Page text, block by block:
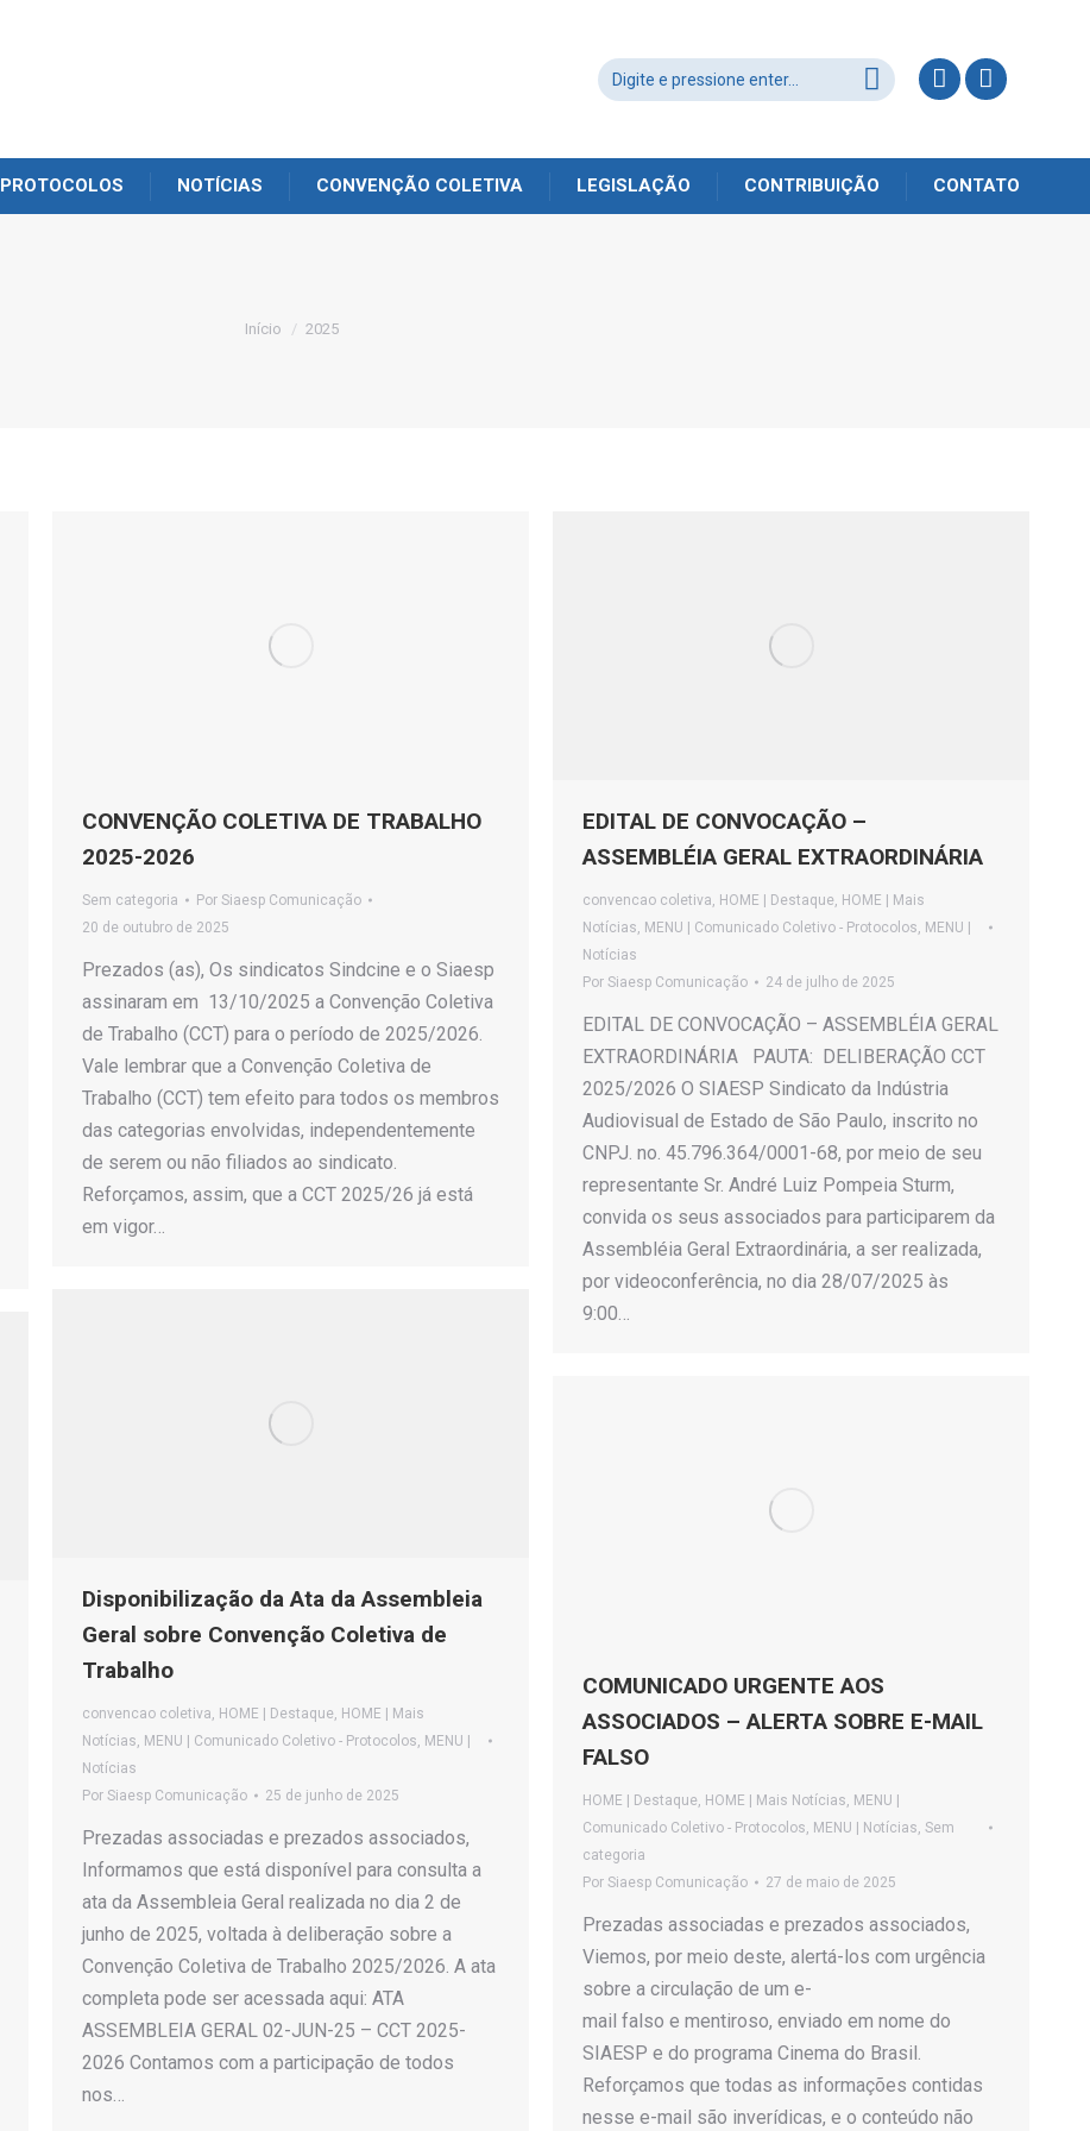
PROTOCOLOS NOTÍCIAS CONVENÇÃO COLETIVA LEGISLAÇÃO CONTRIBUIÇÃO CONTATO
Você está aqui:
Início 2025
CONVENÇÃO COLETIVA DE TRABALHO
2025-2026
Sem categoria Por Siaesp Comunicação
20 de outubro de 2025
Prezados (as), Os sindicatos Sindcine e o Siaesp
assinaram em 13/10/2025 a Convenção Coletiva
de Trabalho (CCT) para o período de 2025/2026.
Vale lembrar que a Convenção Coletiva de
Trabalho (CCT) tem efeito para todos os membros
das categorias envolvidas, independentemente
de serem ou não filiados ao sindicato.
Reforçamos, assim, que a CCT 2025/26 já está
em vigor…
EDITAL DE CONVOCAÇÃO –
ASSEMBLÉIA GERAL EXTRAORDINÁRIA
convencao coletiva HOME | Destaque HOME | Mais
Notícias MENU | Comunicado Coletivo - Protocolos MENU |
Notícias
Por Siaesp Comunicação 24 de julho de 2025
EDITAL DE CONVOCAÇÃO – ASSEMBLÉIA GERAL
EXTRAORDINÁRIA PAUTA: DELIBERAÇÃO CCT
2025/2026 O SIAESP Sindicato da Indústria
Audiovisual de Estado de São Paulo, inscrito no
CNPJ. no. 45.796.364/0001-68, por meio de seu
representante Sr. André Luiz Pompeia Sturm,
convida os seus associados para participarem da
Assembléia Geral Extraordinária, a ser realizada,
por videoconferência, no dia 28/07/2025 às
9:00…
Disponibilização da Ata da Assembleia
Geral sobre Convenção Coletiva de
Trabalho
convencao coletiva HOME | Destaque HOME | Mais
Notícias MENU | Comunicado Coletivo - Protocolos MENU |
Notícias
Por Siaesp Comunicação 25 de junho de 2025
Prezadas associadas e prezados associados,
Informamos que está disponível para consulta a
ata da Assembleia Geral realizada no dia 2 de
junho de 2025, voltada à deliberação sobre a
Convenção Coletiva de Trabalho 2025/2026. A ata
completa pode ser acessada aqui: ATA
ASSEMBLEIA GERAL 02-JUN-25 – CCT 2025-
2026 Contamos com a participação de todos
nos…
COMUNICADO URGENTE AOS
ASSOCIADOS – ALERTA SOBRE E-MAIL
FALSO
HOME | Destaque HOME | Mais Notícias MENU |
Comunicado Coletivo - Protocolos MENU | Notícias Sem
categoria
Por Siaesp Comunicação 27 de maio de 2025
Prezadas associadas e prezados associados,
Viemos, por meio deste, alertá-los com urgência
sobre a circulação de um e-
mail falso e mentiroso, enviado em nome do
SIAESP e do programa Cinema do Brasil.
Reforçamos que todas as informações contidas
nesse e-mail são inverídicas, e o conteúdo não